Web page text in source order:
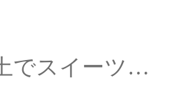
2023.3.22 粘土でスイーツ作り